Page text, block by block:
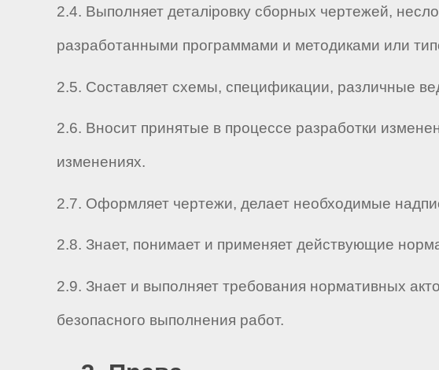
2.4. Выполняет деталіровку сборных чертежей,
разработанными программами и методиками или
2.5. Составляет схемы, спецификации, различные
2.6. Вносит принятые в процессе разработки
изменениях.
2.7. Оформляет чертежи, делает необходимые
2.8. Знает, понимает и применяет действующие
2.9. Знает и выполняет требования нормативных
безопасного выполнения работ.